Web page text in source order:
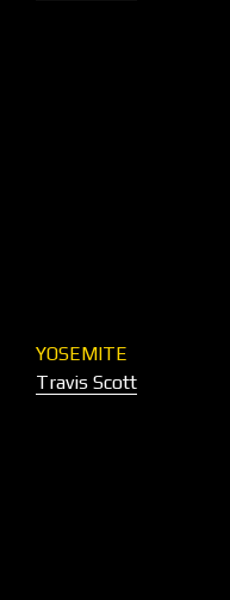
YOSEMITE
Travis Scott